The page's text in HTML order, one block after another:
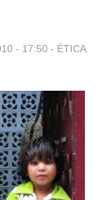
- 17:50 - ÉTICA